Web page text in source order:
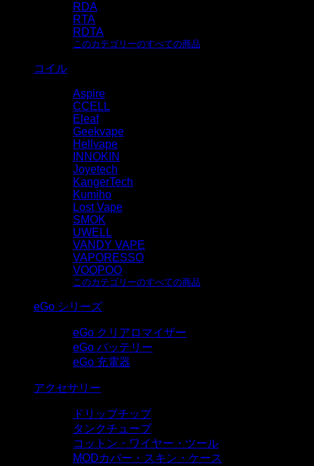
RDA
RTA
RDTA
このカテゴリーのすべての商品
コイル
Aspire
CCELL
Eleaf
Geekvape
Hellvape
INNOKIN
Joyetech
KangerTech
Kumiho
Lost Vape
SMOK
UWELL
VANDY VAPE
VAPORESSO
VOOPOO
このカテゴリーのすべての商品
eGo シリーズ
eGo クリアロマイザー
eGo バッテリー
eGo 充電器
アクセサリー
ドリップチップ
タンクチューブ
コットン・ワイヤー・ツール
MODカバー・スキン・ケース